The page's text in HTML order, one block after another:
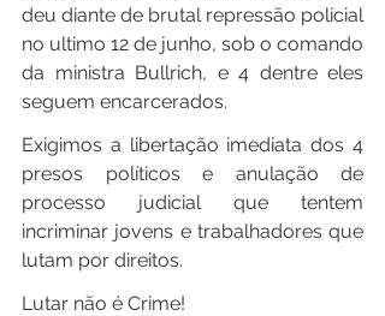
deu diante de brutal repressão policial
no ultimo 12 de junho, sob o comando
da ministra Bullrich, e 4 dentre eles
seguem encarcerados.
Exigimos a libertação imediata dos 4
presos políticos e anulação de
processo judicial que tentem
incriminar jovens e trabalhadores que
lutam por direitos.
Lutar não é Crime!